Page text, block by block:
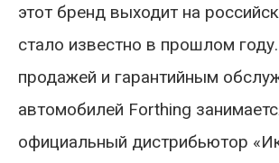
этот бренд выходит на
стало известно в прошлом
продажей и гарантийным
автомобилей Forthing
официальный дистрибьютор